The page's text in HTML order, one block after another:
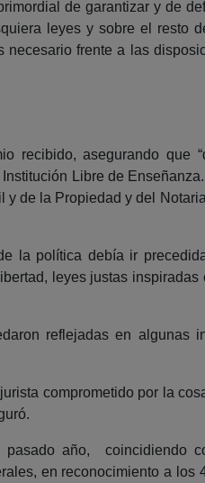
de garantizar y de
leyes y sobre el resto
frente a las
asegurando que
Libre de
de la Propiedad y del
la política debía ir
leyes justas
reflejadas en algunas
comprometido por la
año, coincidiendo
en reconocimiento a